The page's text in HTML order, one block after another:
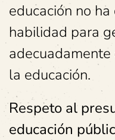
educación no
habilidad para
la educación.
Respeto al
educación